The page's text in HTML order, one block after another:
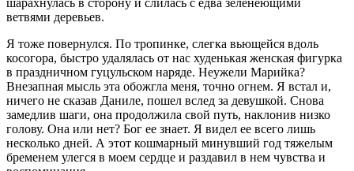
ветвями деревьев.
Я тоже повернулся. По тропинке, слегка вьющейся вдоль
косогора, быстро удалялась от нас худенькая женская фигурка
в праздничном гуцульском наряде. Неужели Марийка?
Внезапная мысль эта обожгла меня, точно огнем. Я встал и,
ничего не сказав Даниле, пошел вслед за девушкой. Снова
замедлив шаги, она продолжила свой путь, наклонив низко
голову. Она или нет? Бог ее знает. Я видел ее всего лишь
несколько дней. А этот кошмарный минувший год тяжелым
бременем улегся в моем сердце и раздавил в нем чувства и